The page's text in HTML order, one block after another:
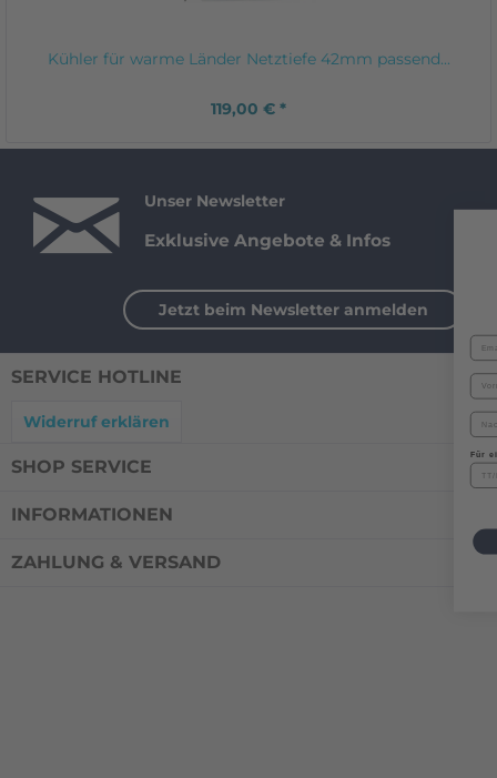
Kühler für warme Länder Netztiefe 42mm passend...
119,00 € *
Unser Newsletter
Exklusive Angebote & Infos
Jetzt beim Newsletter anmelden
SERVICE HOTLINE
Widerruf erklären
SHOP SERVICE
INFORMATIONEN
ZAHLUNG & VERSAND
Für